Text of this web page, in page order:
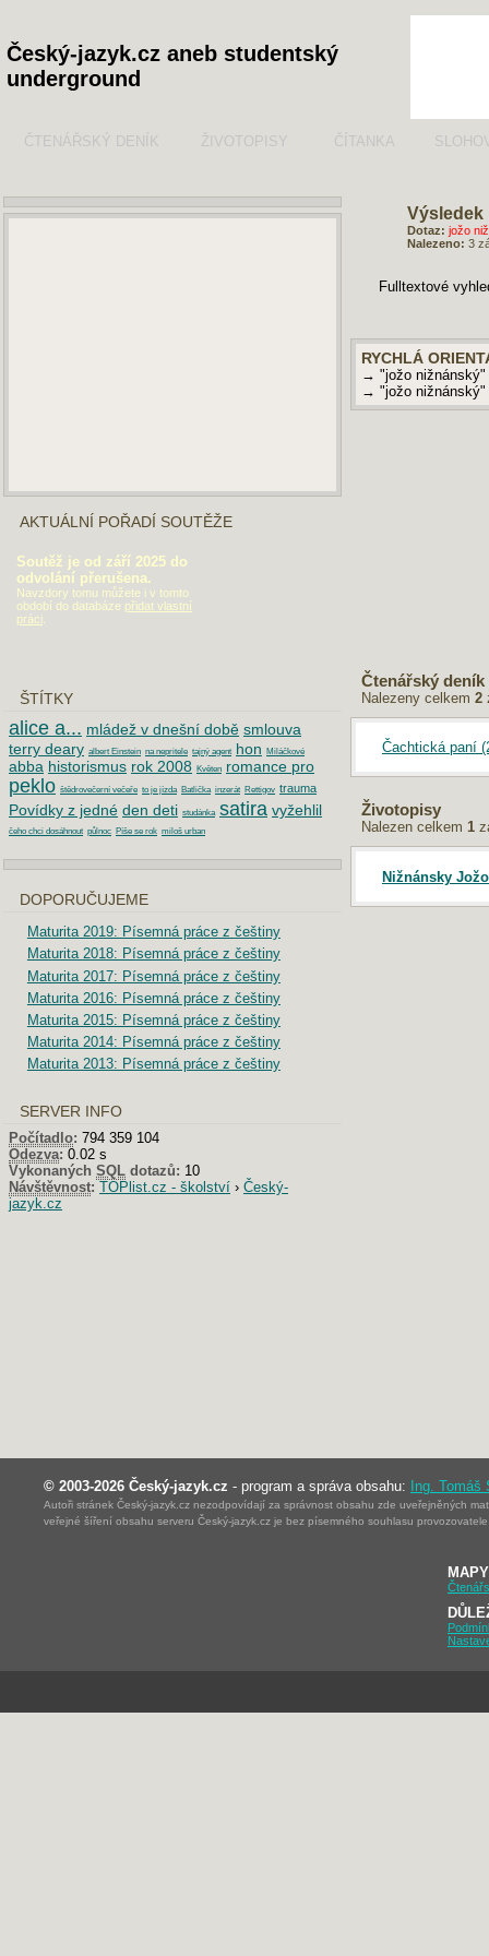
Český-jazyk.cz aneb studentský
underground
ČTENÁŘSKÝ DENÍK ŽIVOTOPISY ČÍTANKA
Výsledek
Dotaz: jožo
Nalezeno: 3
Fulltextové
RYCHLÁ
→ "jožo
→ "jožo
Čtenářský deník
Nalezeny celkem 2
Čachtická paní
Životopisy
Nalezen celkem 1
Nižnánsky Jožo
AKTUÁLNÍ POŘADÍ SOUTĚŽE
Soutěž je od září 2025 do
odvolání přerušena.
Navzdory tomu můžete i v tomto
období do databáze přidat vlastní
práci
ŠTÍTKY
alice a... mládež v dnešní době smlouva
terry deary albert Einstein na nepritele tajný agent hon Miláčkové
abba historismus rok 2008 Květen romance pro
peklo štědrovečerní večeře to je jízda Batlička inzerát Rettigov trauma
Povídky z jedné den deti studánka satira vyžehlil
čeho chci dosáhnout půlnoc Píše se rok miloš urban
DOPORUČUJEME
Maturita 2019: Písemná práce z češtiny
Maturita 2018: Písemná práce z češtiny
Maturita 2017: Písemná práce z češtiny
Maturita 2016: Písemná práce z češtiny
Maturita 2015: Písemná práce z češtiny
Maturita 2014: Písemná práce z češtiny
Maturita 2013: Písemná práce z češtiny
SERVER INFO
Počítadlo: 794 359 104
Odezva: 0.02 s
Vykonaných SQL dotazů: 10
Návštěvnost: TOPlist.cz - školství › Český-
jazyk.cz
© 2003-2026 Český-jazyk.cz - program a správa obsahu: Ing. Tomáš
Autoři stránek Český-jazyk.cz nezodpovídají za správnost obsahu zde uveřejněných
veřejné šíření obsahu serveru Český-jazyk.cz je bez písemného souhlasu